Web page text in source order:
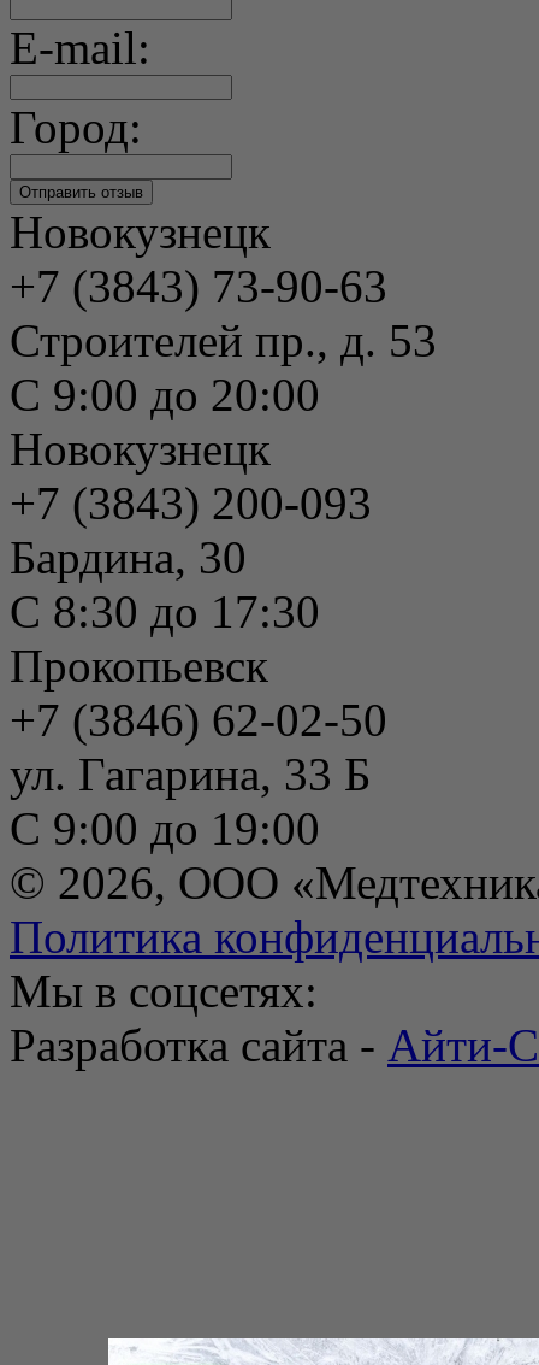
E-mail:
Город:
Новокузнецк
+7 (3843) 73-90-63
Строителей пр., д. 53
С 9:00 до 20:00
Новокузнецк
+7 (3843) 200-093
Бардина, 30
С 8:30 до 17:30
Прокопьевск
+7 (3846) 62-02-50
ул. Гагарина, 33 Б
С 9:00 до 19:00
© 2026, ООО
Политика
Мы в соцсетях:
Разработка сайта - Айти-